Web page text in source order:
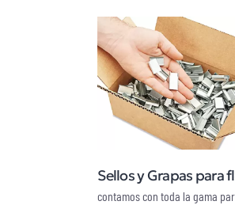
Sellos y Grapas para
contamos con toda la gama